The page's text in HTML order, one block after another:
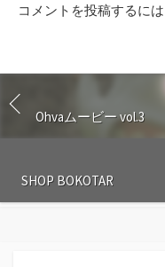
コメントを投稿するには
Ohvaムービー vol.3
SHOP BOKOTAR